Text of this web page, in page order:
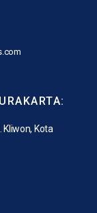
Kliwon, Kota